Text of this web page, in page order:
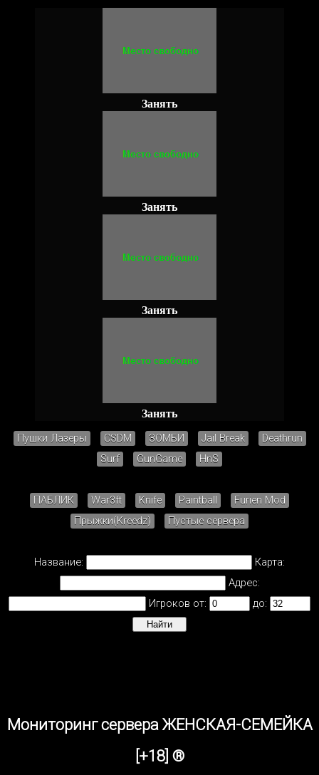
Занять
Занять
Занять
Занять
Пушки Лазеры CSDM ЗОМБИ Jail Break
Deathrun
Surf
GunGame HnS
ПАБЛИК War3ft Knife Paintball
Furien Mod
Прыжки(Kreedz)
Пустые сервера
Название:
Карта:
Адрес:
Игроков от:
до:
Мониторинг сервера ЖЕНСКАЯ-СЕМЕЙКА
[+18] ®